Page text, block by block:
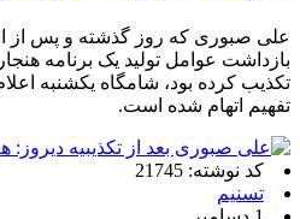
علی صبوری که روز گذشته و پس از
بازداشت عوامل تولید یک برنامه
تکذیب کرده بود، شامگاه یکشنبه
تفهیم اتهام شده است.
کد نوشته: 21745
تسنیم